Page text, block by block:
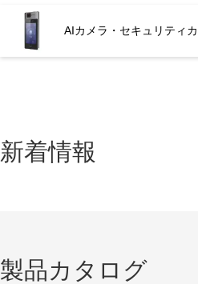
AIカメラ・セキュリティ
新着情報
製品カタログ